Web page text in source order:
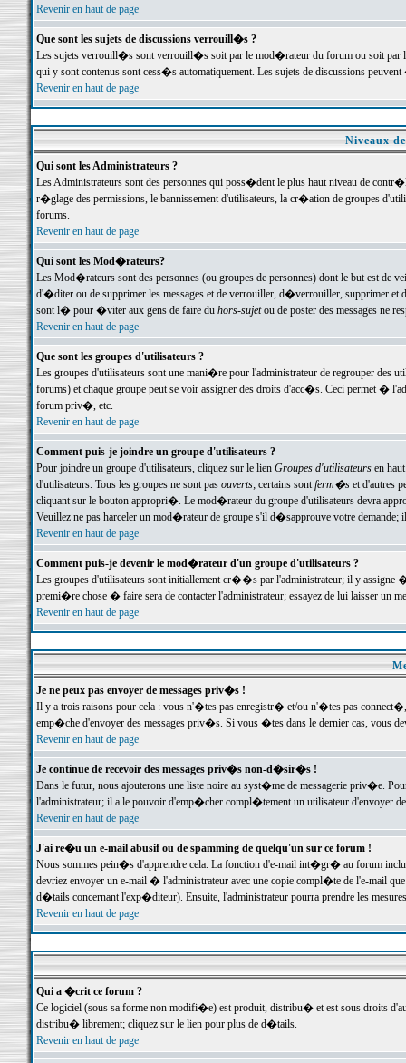
Revenir en haut de page
Que sont les sujets de discussions verrouill�s ?
Les sujets verrouill�s sont verrouill�s soit par le mod�rateur du forum ou soit par
qui y sont contenus sont cess�s automatiquement. Les sujets de discussions
Revenir en haut de page
Niveaux
Qui sont les Administrateurs ?
Les Administrateurs sont des personnes qui poss�dent le plus haut niveau de
r�glage des permissions, le bannissement d'utilisateurs, la cr�ation de groupes
forums.
Revenir en haut de page
Qui sont les Mod�rateurs?
Les Mod�rateurs sont des personnes (ou groupes de personnes) dont le but est de
d'�diter ou de supprimer les messages et de verrouiller, d�verrouiller, supprimer
sont l� pour �viter aux gens de faire du hors-sujetou de poster des messages ne
Revenir en haut de page
Que sont les groupes d'utilisateurs ?
Les groupes d'utilisateurs sont une mani�re pour l'administrateur de regrouper des
forums) et chaque groupe peut se voir assigner des droits d'acc�s. Ceci permet
forum priv�, etc.
Revenir en haut de page
Comment puis-je joindre un groupe d'utilisateurs ?
Pour joindre un groupe d'utilisateurs, cliquez sur le lien Groupes d'utilisateursen haut
d'utilisateurs. Tous les groupes ne sont pas ouverts; certains sontferm�set d'autres
cliquant sur le bouton appropri�. Le mod�rateur du groupe d'utilisateurs devra
Veuillez ne pas harceler un mod�rateur de groupe s'il d�sapprouve votre demande;
Revenir en haut de page
Comment puis-je devenir le mod�rateur d'un groupe d'utilisateurs ?
Les groupes d'utilisateurs sont initiallement cr��s par l'administrateur; il y
premi�re chose � faire sera de contacter l'administrateur; essayez de lui laisser un
Revenir en haut de page
Je ne peux pas envoyer de messages priv�s !
Il y a trois raisons pour cela : vous n'�tes pas enregistr� et/ou n'�tes pas
emp�che d'envoyer des messages priv�s. Si vous �tes dans le dernier cas, vous
Revenir en haut de page
Je continue de recevoir des messages priv�s non-d�sir�s !
Dans le futur, nous ajouterons une liste noire au syst�me de messagerie priv�e.
l'administrateur; il a le pouvoir d'emp�cher compl�tement un utilisateur d'envoyer
Revenir en haut de page
J'ai re�u un e-mail abusif ou de spamming de quelqu'un sur ce forum !
Nous sommes pein�s d'apprendre cela. La fonction d'e-mail int�gr� au forum inclut
devriez envoyer un e-mail � l'administrateur avec une copie compl�te de l'e-mail
d�tails concernant l'exp�diteur). Ensuite, l'administrateur pourra prendre les
Revenir en haut de page
Qui a �crit ce forum ?
Ce logiciel (sous sa forme non modifi�e) est produit, distribu� et est sous droits
distribu� librement; cliquez sur le lien pour plus de d�tails.
Revenir en haut de page